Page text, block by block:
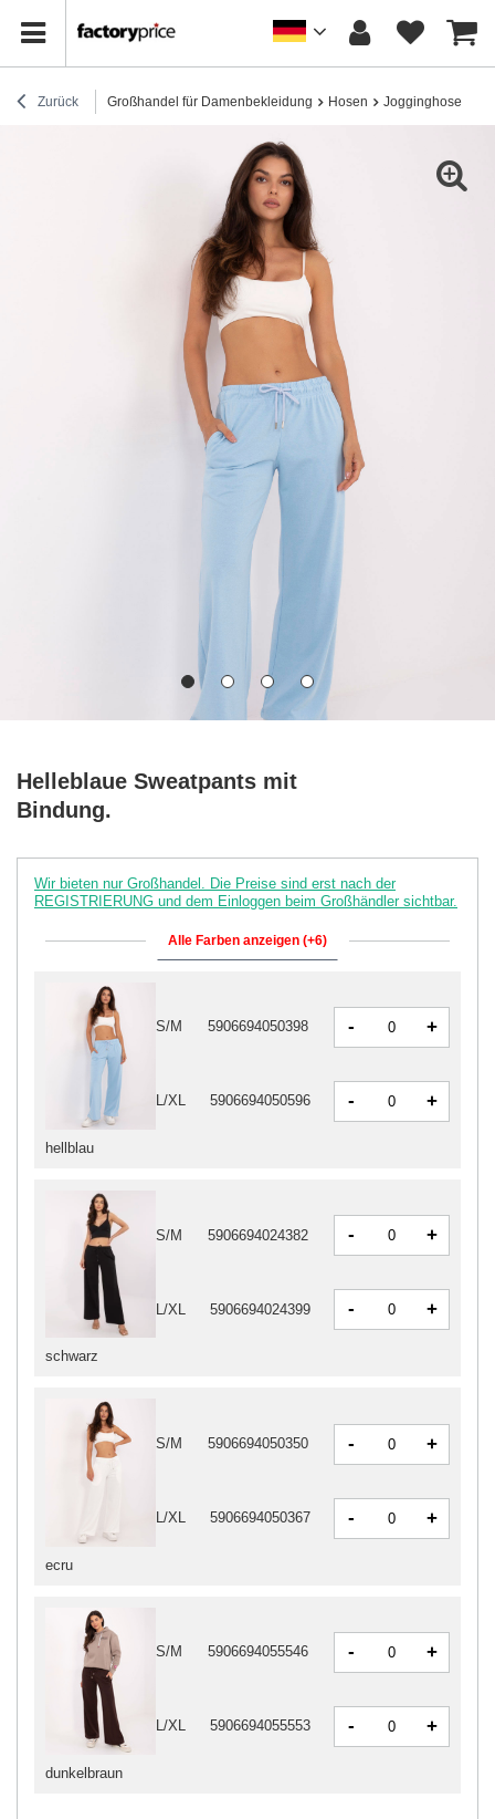
Zurück Großhandel für Damenbekleidung Hosen Jogginghose
Helleblaue Sweatpants mit
Bindung.
Wir bieten nur Großhandel. Die Preise sind erst nach der
REGISTRIERUNG und dem Einloggen beim Großhändler sichtbar.
Alle Farben anzeigen (+6)
schwarz
S/M 5906694024382 - +
L/XL 5906694024399 - +
ecru
S/M 5906694050350 - +
L/XL 5906694050367 - +
dunkelbraun
S/M 5906694055546 - +
L/XL 5906694055553 - +
hellblau
S/M 5906694050398 - +
L/XL 5906694050596 - +